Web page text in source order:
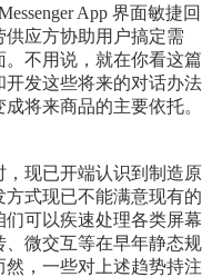
App 界面敏捷回
应方协助用户搞定需
不用说，就在你看这篇
发这些将来的对话办法
将来商品的主要依托。
现已开端认识到制造原
式现已不能满意现有的
可以疾速处理各类屏幕
微交互等在早年静态规
，一些对上述趋势持注